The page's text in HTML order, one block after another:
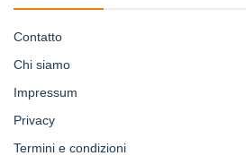
Contatto
Chi siamo
Impressum
Privacy
Termini e condizioni